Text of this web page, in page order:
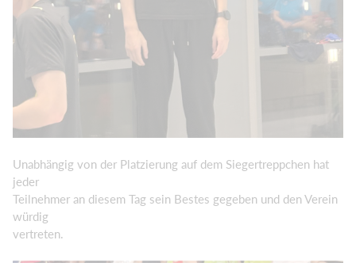
Unabhängig von der Platzierung auf dem Siegertreppchen hat
jeder
Teilnehmer an diesem Tag sein Bestes gegeben und den Verein
würdig
vertreten.